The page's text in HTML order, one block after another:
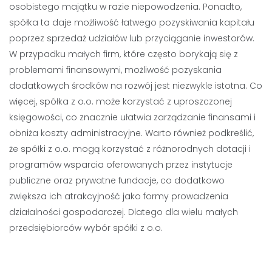
osobistego majątku w razie niepowodzenia. Ponadto,
spółka ta daje możliwość łatwego pozyskiwania kapitału
poprzez sprzedaż udziałów lub przyciąganie inwestorów.
W przypadku małych firm, które często borykają się z
problemami finansowymi, możliwość pozyskania
dodatkowych środków na rozwój jest niezwykle istotna. Co
więcej, spółka z o.o. może korzystać z uproszczonej
księgowości, co znacznie ułatwia zarządzanie finansami i
obniża koszty administracyjne. Warto również podkreślić,
że spółki z o.o. mogą korzystać z różnorodnych dotacji i
programów wsparcia oferowanych przez instytucje
publiczne oraz prywatne fundacje, co dodatkowo
zwiększa ich atrakcyjność jako formy prowadzenia
działalności gospodarczej. Dlatego dla wielu małych
przedsiębiorców wybór spółki z o.o.